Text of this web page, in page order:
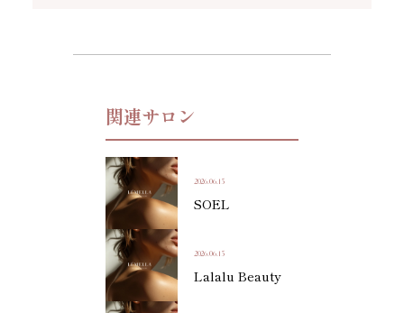
関連サロン
2026.06.15
SOEL
2026.06.15
Lalalu Beauty